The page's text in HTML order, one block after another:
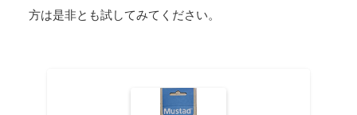
方は是非とも試してみてください。